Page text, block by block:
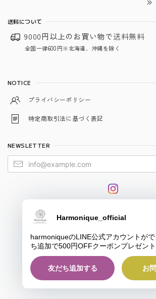
送料について
9000円以上のお買い物で送料無料
全国一律600円※北海道、沖縄を除く
NOTICE
プライバシーポリシー
特定商取引法に基づく表記
NEWSLETTER
© harmonique